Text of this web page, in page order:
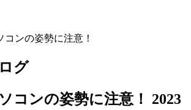
コンの姿勢に注意！
グ
コンの姿勢に注意！
2023